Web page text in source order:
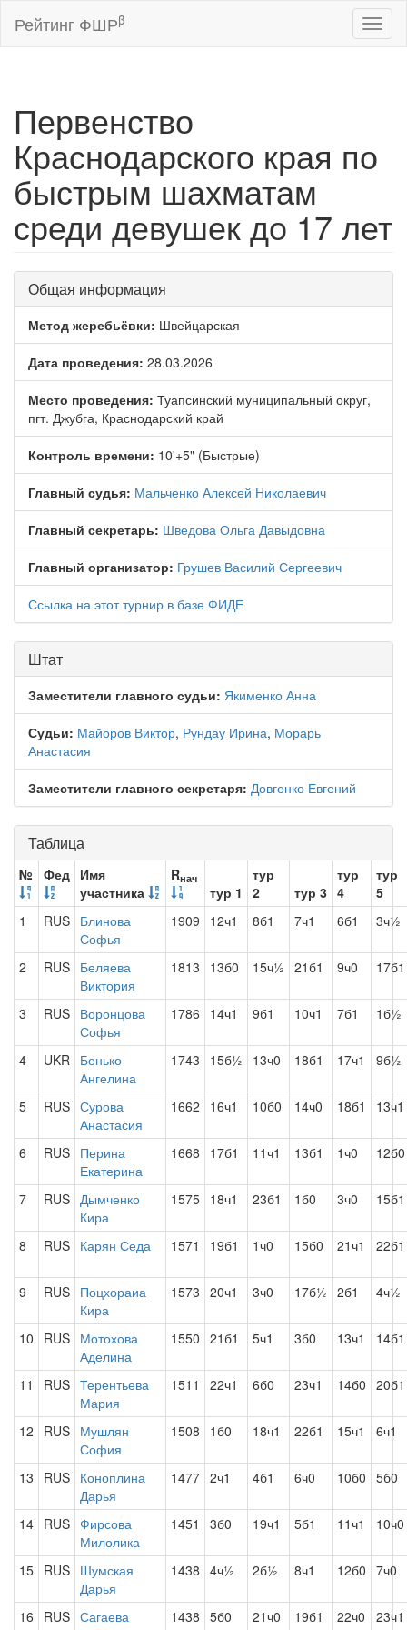
Рейтинг ФШРβ
Первенство
Краснодарского края по
быстрым шахматам
среди девушек до 17 лет
Общая информация
Метод жеребьёвки: Швейцарская
Дата проведения: 28.03.2026
Место проведения: Туапсинский муниципальный округ,
пгт. Джубга, Краснодарский край
Контроль времени: 10'+5" (Быстрые)
Главный судья: Мальченко Алексей Николаевич
Главный секретарь: Шведова Ольга Давыдовна
Главный организатор: Грушев Василий Сергеевич
Ссылка на этот турнир в базе ФИДЕ
Штат
Заместители главного судьи: Якименко Анна
Судьи: Майоров Виктор, Рундау Ирина, Морарь
Анастасия
Заместители главного секретаря: Довгенко Евгений
Таблица
№ Фед Имя
участника
Rнач
тур 1
тур
2
тур 3
тур
4
тур
5
1
RUS Блинова
Софья
1909 12ч1 8б1 7ч1 6б1 3ч½
2 RUS Беляева
Виктория
1813 13б0 15ч½ 21б1 9ч0 17б1
3 RUS Воронцова
Софья
1786 14ч1 9б1 10ч1 7б1 1б½
4 UKR Бенько
Ангелина
1743 15б½ 13ч0 18б1 17ч1 9б½
5 RUS Сурова
Анастасия
1662 16ч1 10б0 14ч0 18б1 13ч1
6 RUS Перина
Екатерина
1668 17б1 11ч1 13б1 1ч0 12б0
7 RUS Дымченко
Кира
1575 18ч1 23б1 1б0 3ч0 15б1
8 RUS Карян Седа 1571 19б1 1ч0 15б0 21ч1 22б1
9 RUS Поцхораиа
Кира
1573 20ч1 3ч0 17б½ 2б1 4ч½
10 RUS Мотохова
Аделина
1550 21б1 5ч1 3б0 13ч1 14б1
11 RUS Терентьева
Мария
1511 22ч1 6б0 23ч1 14б0 20б1
12 RUS Мушлян
София
1508 1б0 18ч1 22б1 15ч1 6ч1
13 RUS Коноплина
Дарья
1477 2ч1 4б1 6ч0 10б0 5б0
14 RUS Фирсова
Милолика
1451 3б0 19ч1 5б1 11ч1 10ч0
15 RUS Шумская
Дарья
1438 4ч½ 2б½ 8ч1 12б0 7ч0
16 RUS Сагаева
1438 5б0 21ч0 19б1 22ч0 23ч1